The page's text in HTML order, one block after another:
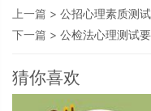
上一篇 > 公招心理素质测
下一篇 > 公检法心理测试
猜你喜欢